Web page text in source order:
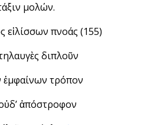
μολών.
εἱλίσσων πνοάς (155)
διπλοῦν
ἐμφαίνων τρόπον
ἀπόστροφον